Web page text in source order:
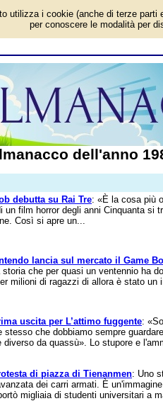
Ecco gli avvenimenti in Italia e
i personaggi famosi. Per conoscere
dell'anno
debutta su Rai Tre: «È la cosa più
un film horror degli anni Cinquanta si
Così si apre un...
lancia sul mercato il Game
storia che per quasi un ventennio ha
milioni di ragazzi di allora è stato un
uscita per L’attimo fuggente:
stesso che dobbiamo sempre
diverso da quassù». Lo stupore e
di piazza di Tienanmen: Uno
dei carri armati. È
migliaia di studenti universitari a
utilizza i cookie (anche di terze parti
per conoscere le modalità per